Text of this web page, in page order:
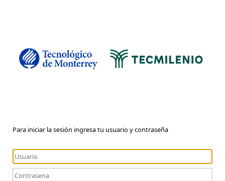
Para iniciar la sesión ingresa tu usuario y contraseña